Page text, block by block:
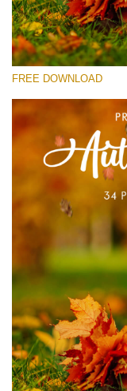
Small 800*533px
Autumn Leaves
(34 Overlays)
4 Seasons (411
Large 6000*4000px
Entire Collection
(1783 Overlays)
Large 6000*4000px
FREE DOWNLOAD